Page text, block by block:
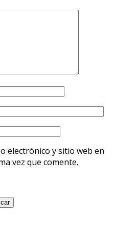
electrónico y sitio web en
vez que comente.